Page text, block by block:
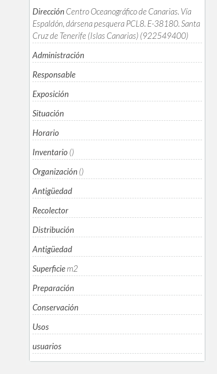
Dirección Centro Oceanográfico de Canarias. Vía
Espaldón, dársena pesquera PCL8. E-38180. Santa
Cruz de Tenerife (Islas Canarias) (922549400)
Administración
Responsable
Exposición
Situación
Horario
Inventario ()
Organización ()
Antigüedad
Recolector
Distribución
Antigüedad
Superficiem2
Preparación
Conservación
Usos
usuarios